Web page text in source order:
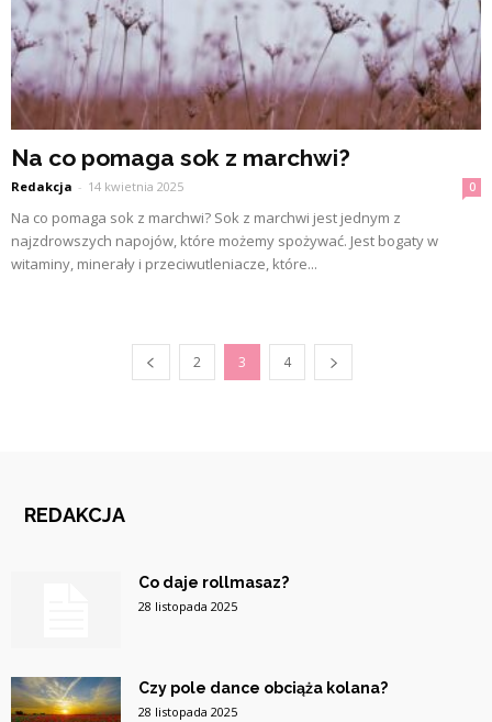
Na co pomaga sok z marchwi?
Redakcja - 14 kwietnia 2025 0
Na co pomaga sok z marchwi? Sok z marchwi jest jednym z
najzdrowszych napojów, które możemy spożywać. Jest bogaty w
witaminy, minerały i przeciwutleniacze, które...
2 3 4
REDAKCJA
Co daje rollmasaz?
28 listopada 2025
Czy pole dance obciąża kolana?
28 listopada 2025